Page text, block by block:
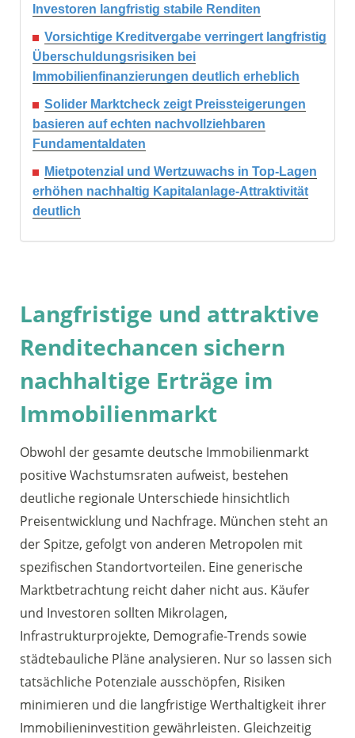
Investoren langfristig stabile Renditen
Vorsichtige Kreditvergabe verringert langfristig
Überschuldungsrisiken bei
Immobilienfinanzierungen deutlich erheblich
Solider Marktcheck zeigt Preissteigerungen
basieren auf echten nachvollziehbaren
Fundamentaldaten
Mietpotenzial und Wertzuwachs in Top-Lagen
erhöhen nachhaltig Kapitalanlage-Attraktivität
deutlich
Langfristige und attraktive
Renditechancen sichern
nachhaltige Erträge im
Immobilienmarkt
Obwohl der gesamte deutsche Immobilienmarkt
positive Wachstumsraten aufweist, bestehen
deutliche regionale Unterschiede hinsichtlich
Preisentwicklung und Nachfrage. München steht an
der Spitze, gefolgt von anderen Metropolen mit
spezifischen Standortvorteilen. Eine generische
Marktbetrachtung reicht daher nicht aus. Käufer
und Investoren sollten Mikrolagen,
Infrastrukturprojekte, Demografie-Trends sowie
städtebauliche Pläne analysieren. Nur so lassen sich
tatsächliche Potenziale ausschöpfen, Risiken
minimieren und die langfristige Werthaltigkeit ihrer
Immobilieninvestition gewährleisten. Gleichzeitig